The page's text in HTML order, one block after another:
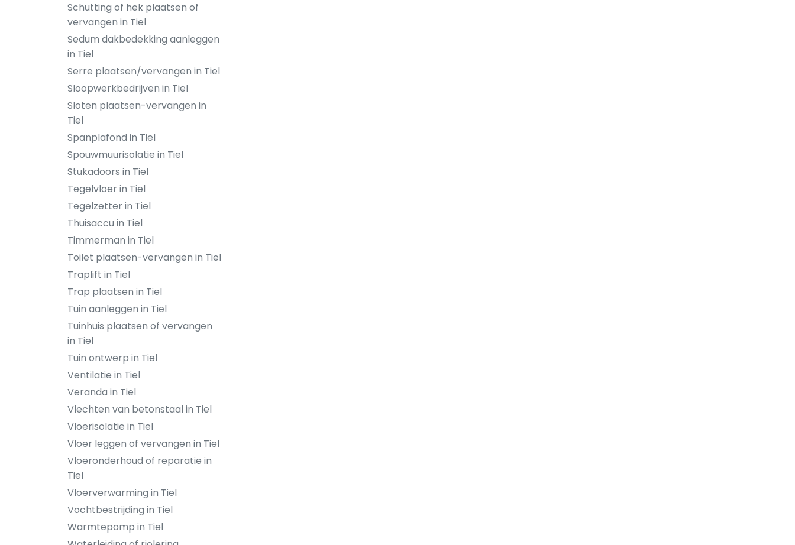
Schutting of hek plaatsen of
vervangen in Tiel
Sedum dakbedekking aanleggen
in Tiel
Serre plaatsen/vervangen in Tiel
Sloopwerkbedrijven in Tiel
Sloten plaatsen-vervangen in
Tiel
Spanplafond in Tiel
Spouwmuurisolatie in Tiel
Stukadoors in Tiel
Tegelvloer in Tiel
Tegelzetter in Tiel
Thuisaccu in Tiel
Timmerman in Tiel
Toilet plaatsen-vervangen in Tiel
Traplift in Tiel
Trap plaatsen in Tiel
Tuin aanleggen in Tiel
Tuinhuis plaatsen of vervangen
in Tiel
Tuin ontwerp in Tiel
Ventilatie in Tiel
Veranda in Tiel
Vlechten van betonstaal in Tiel
Vloerisolatie in Tiel
Vloer leggen of vervangen in Tiel
Vloeronderhoud of reparatie in
Tiel
Vloerverwarming in Tiel
Vochtbestrijding in Tiel
Warmtepomp in Tiel